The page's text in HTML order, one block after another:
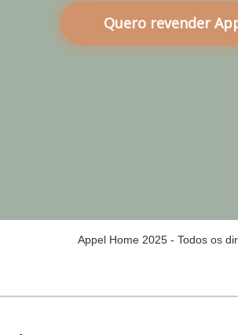
Quero revender
Appel Home 2025 - Todos os